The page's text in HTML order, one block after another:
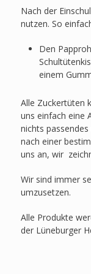
Nach der
nutzen. So
Den
einem
Alle Zuckertüten
uns einfach eine
nichts
nach einer
uns an, wir
Wir sind immer
umzusetzen.
Alle Produkte
der Lüneburger